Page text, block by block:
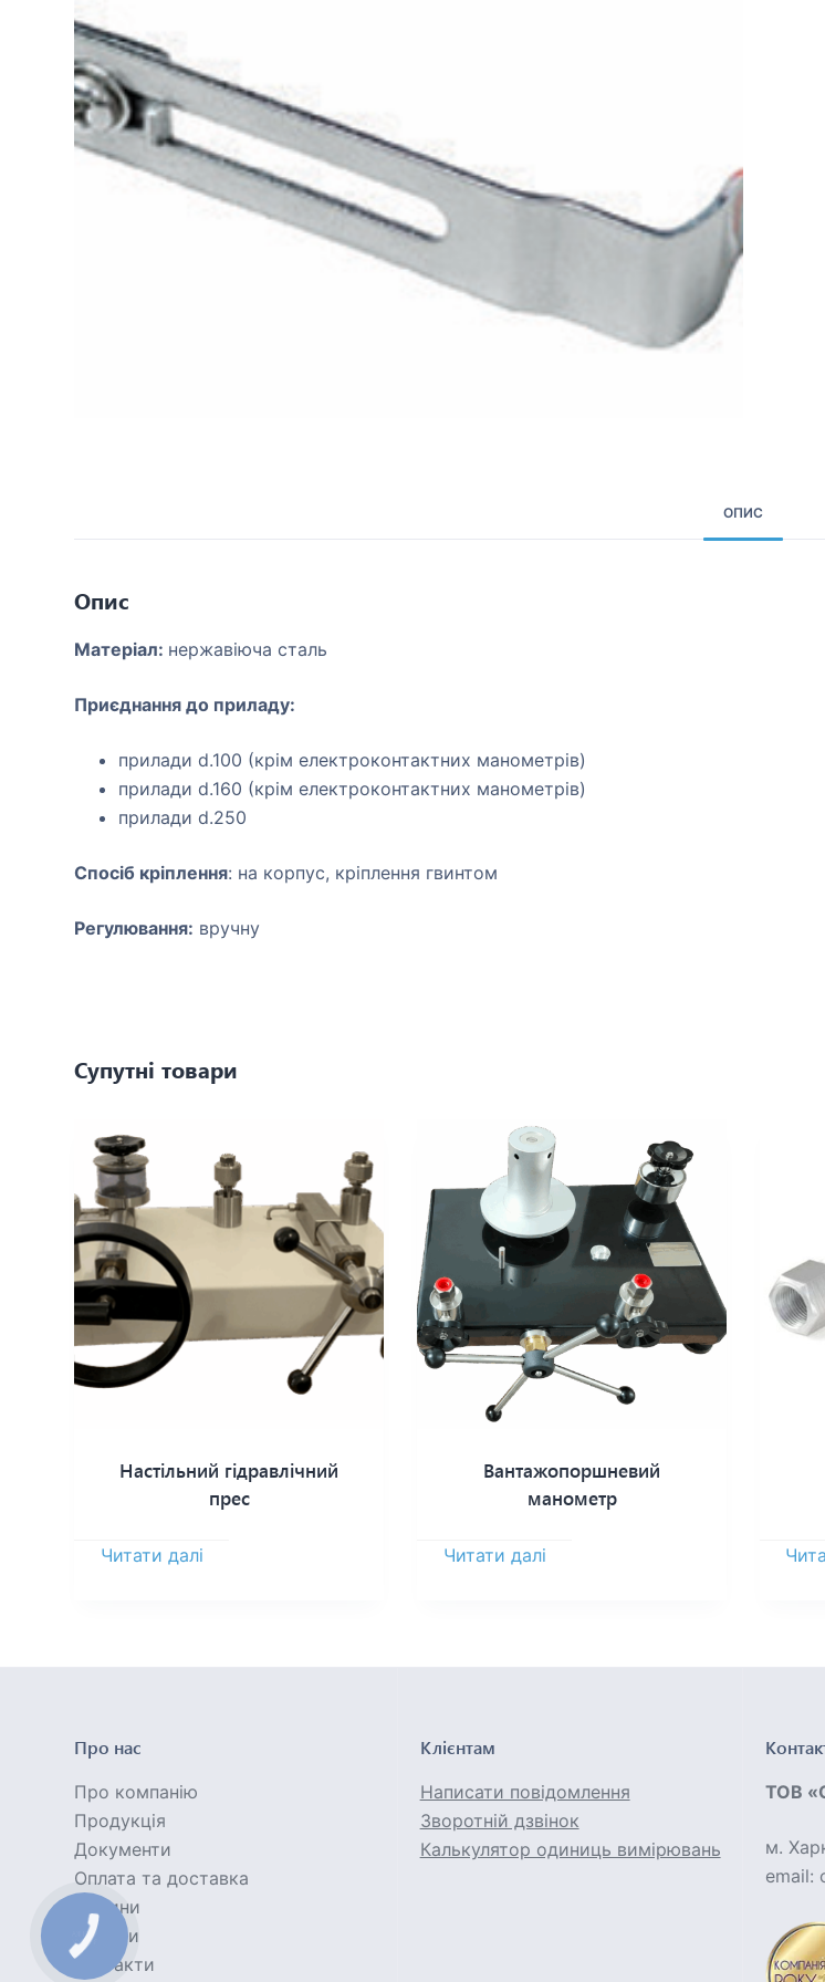
ОПИС
Опис
Матеріал: нержавіюча сталь
Приєднання до приладу:
прилади d.100 (крім електроконтактних манометрів)
прилади d.160 (крім електроконтактних манометрів)
прилади d.250
Спосіб кріплення: на корпус, кріплення гвинтом
Регулювання: вручну
Супутні товари
Настільний гідравлічний
прес
Читати далі
Вантажопоршневий
манометр
Читати далі
Про нас
Про компанію
Продукція
Документи
Оплата та доставка
Новини
Відгуки
Контакти
Клієнтам
Написати повідомлення
Зворотній дзвінок
Калькулятор одиниць вимірювань
ТОВ
м.
email: